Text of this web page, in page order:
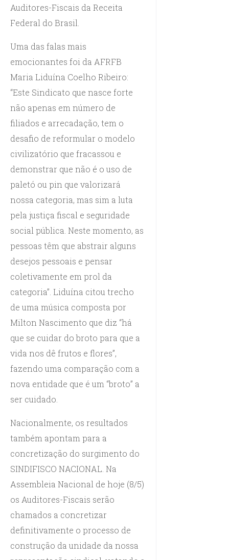
Auditores-Fiscais da Receita
Federal do Brasil.
Uma das falas mais
emocionantes foi da AFRFB
Maria Liduína Coelho Ribeiro:
“Este Sindicato que nasce forte
não apenas em número de
filiados e arrecadação, tem o
desafio de reformular o modelo
civilizatório que fracassou e
demonstrar que não é o uso de
paletó ou pin que valorizará
nossa categoria, mas sim a luta
pela justiça fiscal e seguridade
social pública. Neste momento, as
pessoas têm que abstrair alguns
desejos pessoais e pensar
coletivamente em prol da
categoria”. Liduína citou trecho
de uma música composta por
Milton Nascimento que diz “há
que se cuidar do broto para que a
vida nos dê frutos e flores”,
fazendo uma comparação com a
nova entidade que é um “broto” a
ser cuidado.
Nacionalmente, os resultados
também apontam para a
concretização do surgimento do
SINDIFISCO NACIONAL. Na
Assembleia Nacional de hoje (8/5)
os Auditores-Fiscais serão
chamados a concretizar
definitivamente o processo de
construção da unidade da nossa